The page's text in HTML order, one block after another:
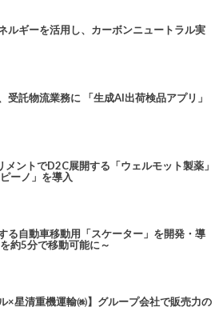
ルギーを活用し、カーボンニュートラル実
受託物流業務に 「生成AI出荷検品アプリ」
メントでD2C展開する「ウェルモット製薬」
ーノ」を導入
る自動車移動用「スケーター」を開発・導
約5分で移動可能に～
×星清重機運輸㈱】グループ会社で販売力の